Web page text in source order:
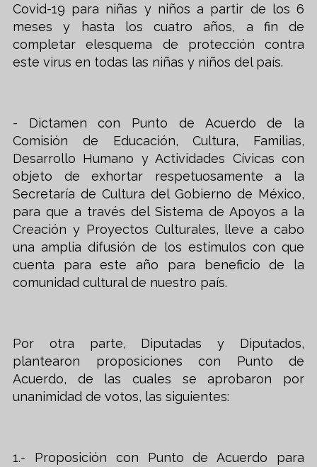
Covid-19 para niñas y niños a partir de los 6
meses y hasta los cuatro años, a fin de
completar elesquema de protección contra
este virus en todas las niñas y niños del país.
- Dictamen con Punto de Acuerdo de la
Comisión de Educación, Cultura, Familias,
Desarrollo Humano y Actividades Cívicas con
objeto de exhortar respetuosamente a la
Secretaría de Cultura del Gobierno de México,
para que a través del Sistema de Apoyos a la
Creación y Proyectos Culturales, lleve a cabo
una amplia difusión de los estímulos con que
cuenta para este año para beneficio de la
comunidad cultural de nuestro país.
Por otra parte, Diputadas y Diputados,
plantearon proposiciones con Punto de
Acuerdo, de las cuales se aprobaron por
unanimidad de votos, las siguientes:
1.- Proposición con Punto de Acuerdo para